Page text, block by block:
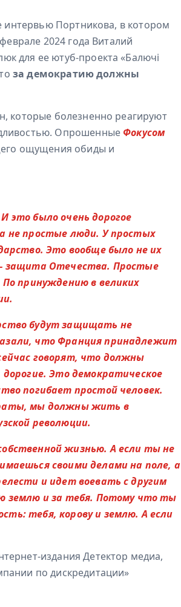
интервью Портникова, в котором
2024 года Виталий
для ее ютуб-проекта «Балючі
за демократию должны
которые болезненно реагируют
Опрошенные Фокусом
ощущения обиды и
это было очень дорогое
не простые люди. У простых
Это вообще было не их
защита Отечества. Простые
принуждению в великих
будут защищать не
что Франция принадлежит
говорят, что должны
Это демократическое
погибает простой человек.
мы должны жить в
революции.
жизнью. А если ты не
своими делами на поле, а
и идет воевать с другим
землю и за тебя. Потому что ты
тебя, корову и землю. А если
издания Детектор медиа,
по дискредитации»